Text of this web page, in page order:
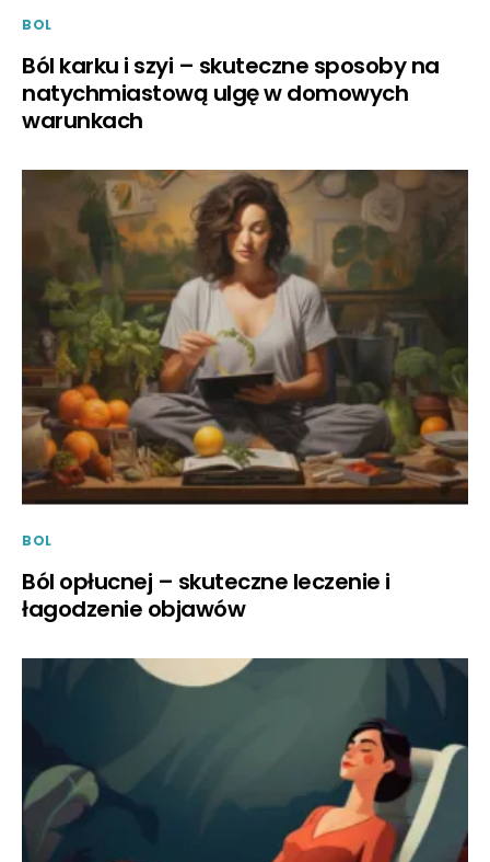
BOL
Ból karku i szyi – skuteczne sposoby na
natychmiastową ulgę w domowych
warunkach
BOL
Ból opłucnej – skuteczne leczenie i
łagodzenie objawów